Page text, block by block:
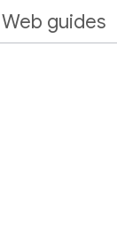
Web guides